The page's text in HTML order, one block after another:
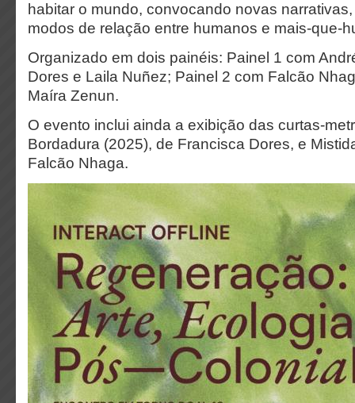
habitar o mundo, convocando novas
modos de relação entre humanos e mais-que-
Organizado em dois painéis: Painel 1 com
Dores e Laila Nuñez; Painel 2 com Falcão
Maíra Zenun.
O evento inclui ainda a exibição das curtas-
Bordadura (2025), de Francisca Dores, e
Falcão Nhaga.